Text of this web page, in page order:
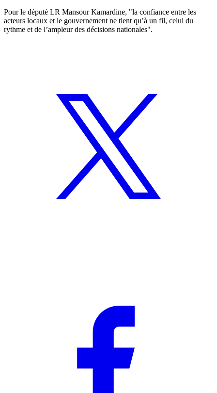
Pour le député LR Mansour Kamardine, "la confiance entre les
acteurs locaux et le gouvernement ne tient qu’à un fil, celui du
rythme et de l’ampleur des décisions nationales".